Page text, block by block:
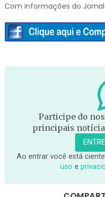
Com informações do Jornal
Participe do
principais
Ao entrar você está
uso e